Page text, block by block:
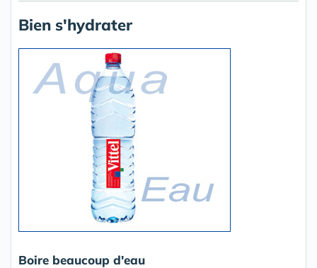
Bien s'hydrater
Boire beaucoup d'eau